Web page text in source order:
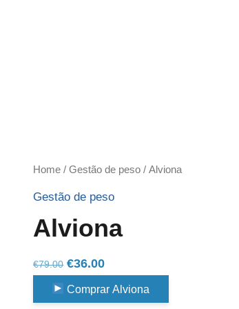
Home /Gestão de peso / Alviona
Gestão de peso
Alviona
€79.00 Original
price
was:
€36.00Current
price
is:
Comprar Alviona